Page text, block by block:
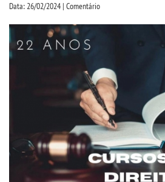
BACHARELADOS
Data: 26/02/2024 | Comentário